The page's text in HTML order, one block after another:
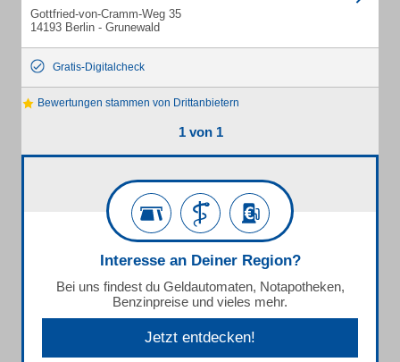
Gottfried-von-Cramm-Weg 35
14193 Berlin - Grunewald
Gratis-Digitalcheck
Bewertungen stammen von Drittanbietern
1 von 1
Interesse an Deiner Region?
Bei uns findest du Geldautomaten, Notapotheken,
Benzinpreise und vieles mehr.
Jetzt entdecken!